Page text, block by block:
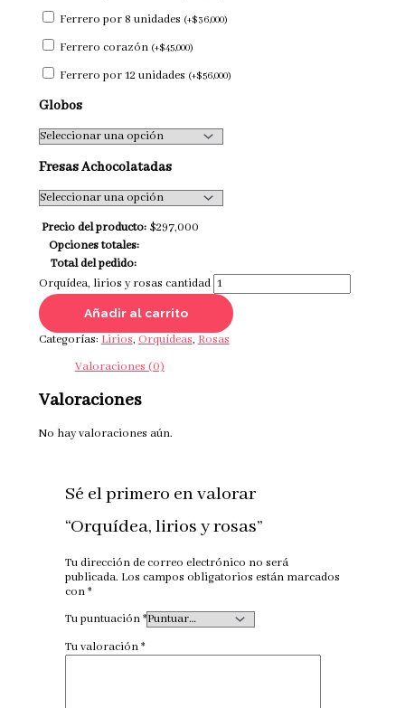
Ferrero por 8 unidades (+$36,000)
Ferrero corazón (+$45,000)
Ferrero por 12 unidades (+$56,000)
Globos
Fresas Achocolatadas
Precio del producto: $297,000
Opciones totales:
Total del pedido:
Orquídea, lirios y rosas cantidad
Añadir al carrito
Categorías:Lirios,Orquídeas,Rosas
Valoraciones (0)
Valoraciones
No hay valoraciones aún.
Sé el primero en valorar
“Orquídea, lirios y rosas”
Tu dirección de correo electrónico no será
publicada. Los campos obligatorios están marcados
con*
Tu puntuación*
Tu valoración*